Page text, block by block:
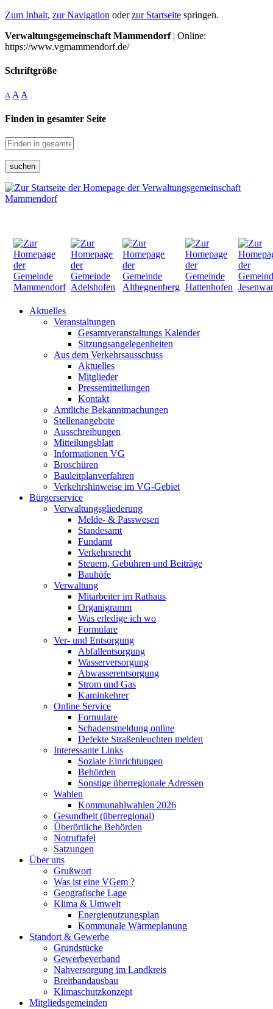
Zum Inhalt, zur Navigation oderzur Startseite springen.
Verwaltungsgemeinschaft Mammendorf| Online:
https://www.vgmammendorf.de/
Schriftgröße
A A A
Finden in gesamter Seite
suchen
Aktuelles
Veranstaltungen
Gesamtveranstaltungs Kalender
Sitzungsangelegenheiten
Aus dem Verkehrsausschuss
Aktuelles
Mitglieder
Pressemitteilungen
Kontakt
Amtliche Bekanntmachungen
Stellenangebote
Ausschreibungen
Mitteilungsblatt
Informationen VG
Broschüren
Bauleitplanverfahren
Verkehrshinweise im VG-Gebiet
Bürgerservice
Verwaltungsgliederung
Melde- & Passwesen
Standesamt
Fundamt
Verkehrsrecht
Steuern, Gebühren und Beiträge
Bauhöfe
Verwaltung
Mitarbeiter im Rathaus
Organigramm
Was erledige ich wo
Formulare
Ver- und Entsorgung
Abfallentsorgung
Wasserversorgung
Abwasserentsorgung
Strom und Gas
Kaminkehrer
Online Service
Formulare
Schadensmeldung online
Defekte Straßenleuchten melden
Interessante Links
Soziale Einrichtungen
Behörden
Sonstige überregionale Adressen
Wahlen
Kommunahlwahlen 2026
Gesundheit (überregional)
Überörtliche Behörden
Notruftafel
Satzungen
Über uns
Grußwort
Was ist eine VGem ?
Geografische Lage
Klima & Umwelt
Energienutzungsplan
Kommunale Wärmeplanung
Standort & Gewerbe
Grundstücke
Gewerbeverband
Nahversorgung im Landkreis
Breitbandausbau
Klimaschutzkonzept
Mitgliedsgemeinden